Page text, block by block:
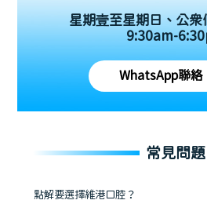
星期壹至星期日、公眾
9:30am-
WhatsApp聯絡
常見問題
點解要選擇維港口腔？